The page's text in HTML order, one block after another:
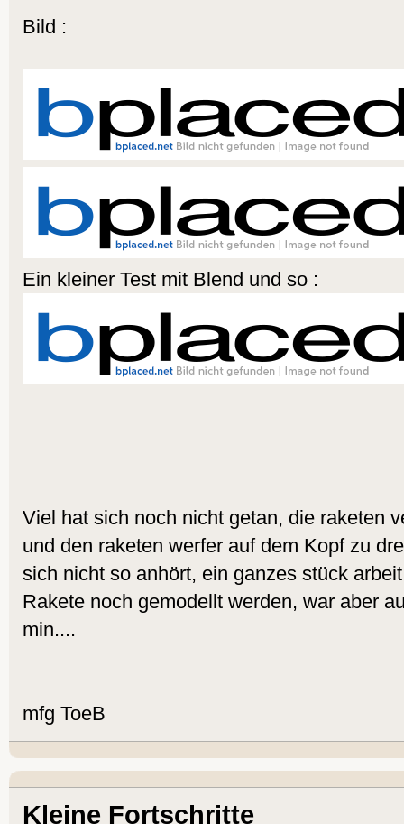
Bild :
Ein kleiner Test mit Blend und so :
Viel hat sich noch nicht getan, die raketen
und den raketen werfer auf dem Kopf zu
sich nicht so anhört, ein ganzes stück
Rakete noch gemodellt werden, war aber
min....
mfg ToeB
Kleine Fortschritte